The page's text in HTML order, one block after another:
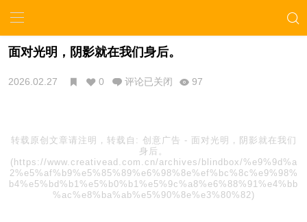
面对光明，阴影就在我们身后。
2026.02.27 0 评论已关闭 97
转载原创文章请注明，转载自: 创意广告 - 面对光明，阴影就在我们
身后。
(https://www.creativead.com.cn/archives/blindbox/%e9%9d%a
2%e5%af%b9%e5%85%89%e6%98%8e%ef%bc%8c%e9%98%
b4%e5%bd%b1%e5%b0%b1%e5%9c%a8%e6%88%91%e4%bb
%ac%e8%ba%ab%e5%90%8e%e3%80%82)